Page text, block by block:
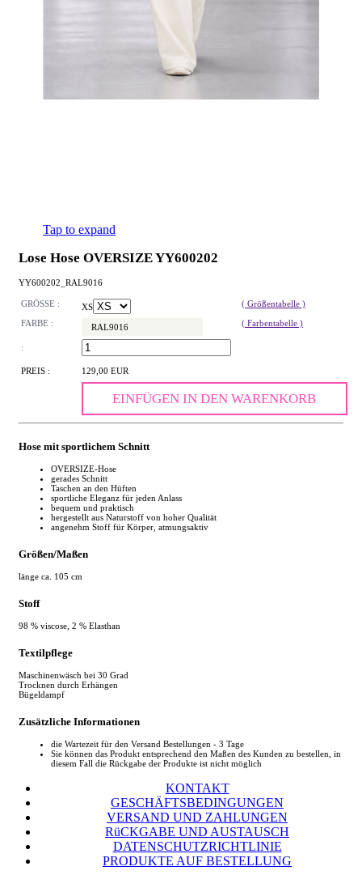
Tap to expand
Lose Hose OVERSIZE YY600202
YY600202_RAL9016
GRÖSSE : XS
( Größentabelle )
FARBE :
RAL9016 ( Farbentabelle )
:
PREIS : 129,00 EUR
EINFÜGEN IN DEN WARENKORB
Hose mit sportlichem Schnitt
OVERSIZE-Hose
gerades Schnitt
Taschen an den Hüften
sportliche Eleganz für jeden Anlass
bequem und praktisch
hergestellt aus Naturstoff von hoher Qualität
angenehm Stoff für Körper, atmungsaktiv
Größen/Maßen
länge ca. 105 cm
Stoff
98 % viscose, 2 % Elasthan
Textilpflege
Maschinenwäsch bei 30 Grad
Trocknen durch Erhängen
Bügeldampf
Zusätzliche Informationen
die Wartezeit für den Versand Bestellungen - 3 Tage
Sie können das Produkt entsprechend den Maßen des Kunden zu bestellen, in
diesem Fall die Rückgabe der Produkte ist nicht möglich
KONTAKT
GESCHÄFTSBEDINGUNGEN
VERSAND UND ZAHLUNGEN
RüCKGABE UND AUSTAUSCH
DATENSCHUTZRICHTLINIE
PRODUKTE AUF BESTELLUNG